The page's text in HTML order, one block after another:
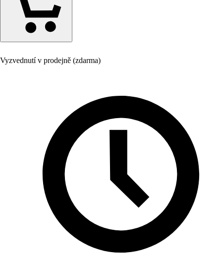
Vyzvednutí v prodejně (zdarma)